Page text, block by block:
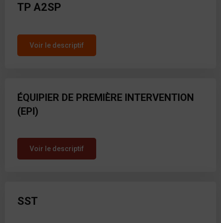
TP A2SP
Voir le descriptif
ÉQUIPIER DE PREMIÈRE INTERVENTION
(EPI)
Voir le descriptif
SST